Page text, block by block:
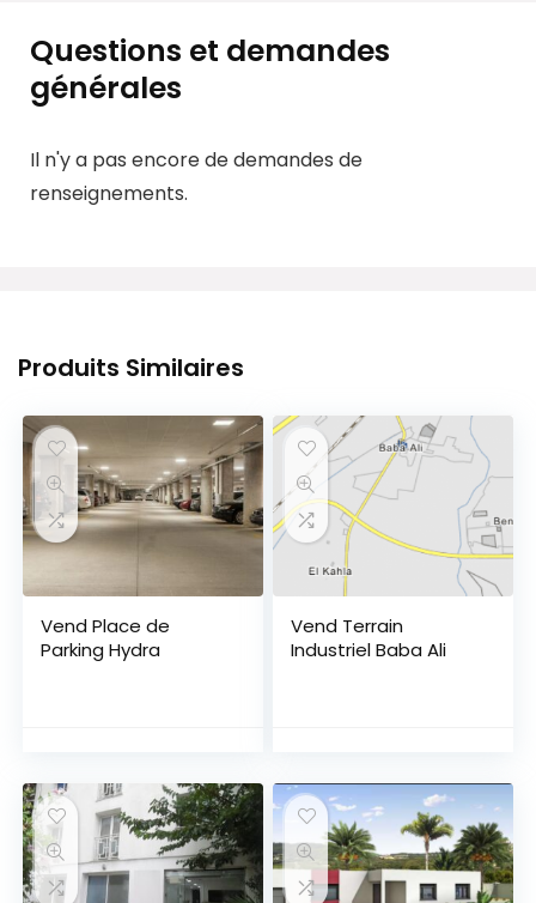
Questions et demandes
générales
Il n'y a pas encore de demandes de
renseignements.
Produits Similaires
Vend Place de
Parking Hydra
Vend Terrain
Industriel Baba Ali